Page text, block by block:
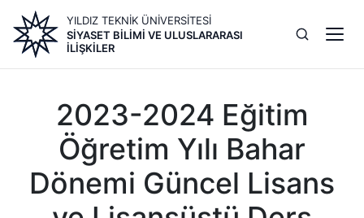
içeriğe
atla
YILDIZ TEKNİK ÜNİVERSİTESİ
SIYASET BILIMI VE ULUSLARARASI
İLIŞKILER
2023-2024 Eğitim
Öğretim Yılı Bahar
Dönemi Güncel Lisans